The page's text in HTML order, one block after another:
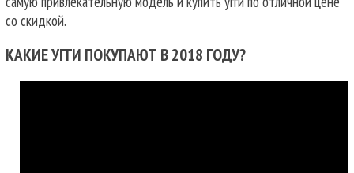
со скидкой.
КАКИЕ УГГИ ПОКУПАЮТ В 2018 ГОДУ?